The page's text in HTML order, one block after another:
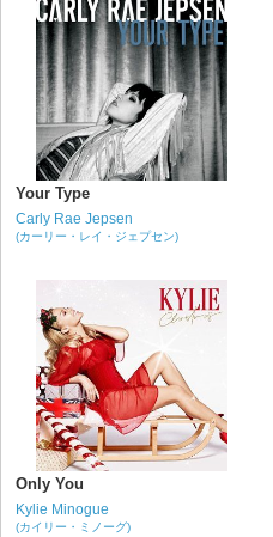
Your Type
Carly Rae Jepsen
(カーリー・レイ・ジェプセン)
Only You
Kylie Minogue
(カイリー・ミノーグ)